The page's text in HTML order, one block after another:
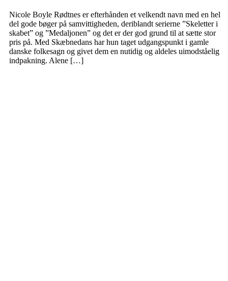
Nicole Boyle Rødtnes er efterhånden et velkendt navn med en hel
del gode bøger på samvittigheden, deriblandt serierne ”Skeletter i
skabet” og ”Medaljonen” og det er der god grund til at sætte stor
pris på. Med Skæbnedans har hun taget udgangspunkt i gamle
danske folkesagn og givet dem en nutidig og aldeles uimodståelig
indpakning. Alene […]